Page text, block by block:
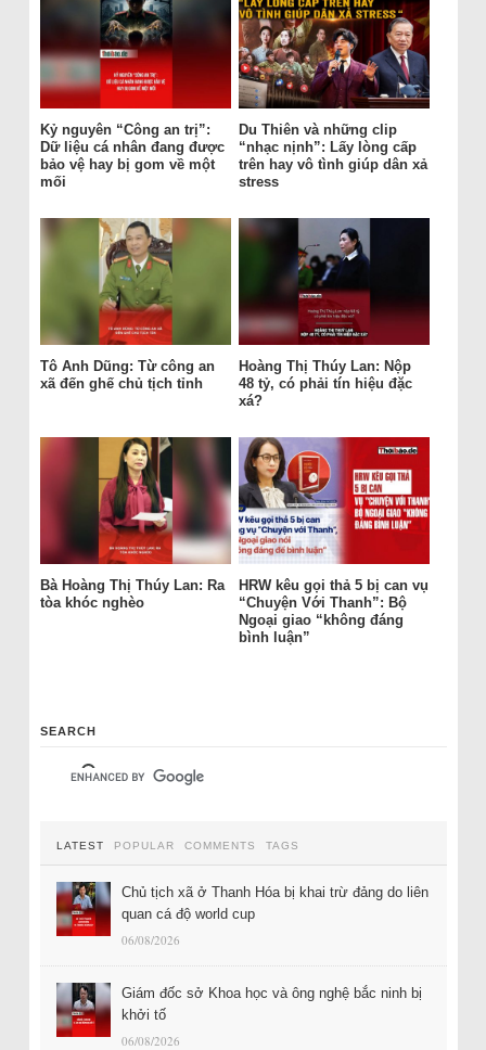
Kỷ nguyên “Công an trị”:
Dữ liệu cá nhân đang được
bảo vệ hay bị gom về một
mối
Du Thiên và những clip
“nhạc nịnh”: Lấy lòng cấp
trên hay vô tình giúp dân xả
stress
Tô Anh Dũng: Từ công an
xã đến ghế chủ tịch tỉnh
Hoàng Thị Thúy Lan: Nộp
48 tỷ, có phải tín hiệu đặc
xá?
Bà Hoàng Thị Thúy Lan: Ra
tòa khóc nghèo
HRW kêu gọi thả 5 bị can vụ
“Chuyện Với Thanh”: Bộ
Ngoại giao “không đáng
bình luận”
SEARCH
LATEST POPULAR COMMENTS TAGS
Chủ tịch xã ở Thanh Hóa bị khai trừ đảng do liên
quan cá độ world cup
06/08/2026
Giám đốc sở Khoa học và ông nghệ bắc ninh bị
khởi tố
06/08/2026